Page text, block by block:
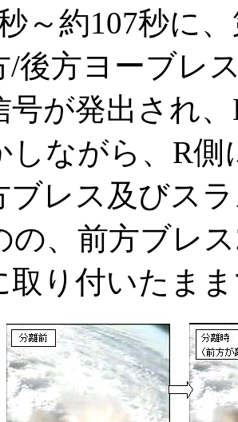
～約107秒に
/後方ヨーブレ
号が発出され
しながら、R
ブレス及びス
の、前方ブレ
取り付いたま